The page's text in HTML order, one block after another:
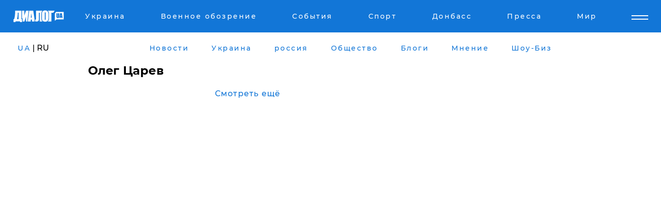
Украина Военное обозрение События Спорт Донбасс Пресса Мир
UA | RU Новости Украина россия Общество Блоги Мнение Шоу-Биз
Олег Царев
Смотреть ещё